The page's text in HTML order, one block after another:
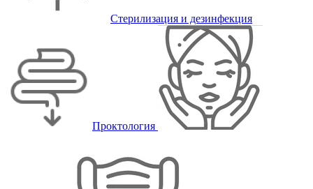
Стерилизация и дезинфекция
Проктология